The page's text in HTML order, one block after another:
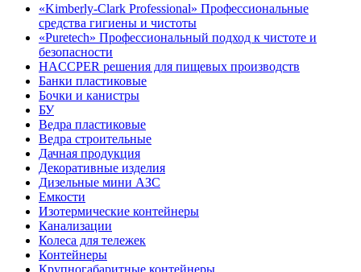
«Kimberly-Clark Professional» Профессиональные
средства гигиены и чистоты
«Puretech» Профессиональный подход к чистоте и
безопасности
HACCPER решения для пищевых производств
Банки пластиковые
Бочки и канистры
БУ
Ведра пластиковые
Ведра строительные
Дачная продукция
Декоративные изделия
Дизельные мини АЗС
Емкости
Изотермические контейнеры
Канализации
Колеса для тележек
Контейнеры
Крупногабаритные контейнеры